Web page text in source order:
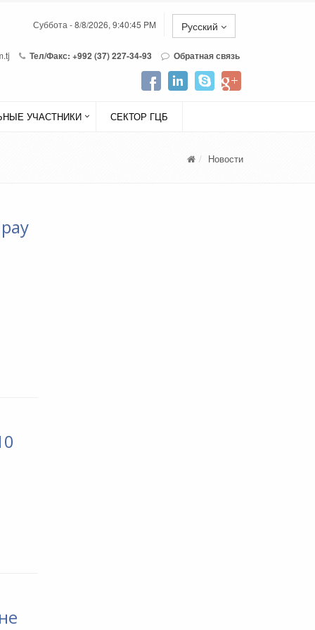
Суббота - 8/8/2026, 9:40:45 PM Русский
Тел/Факс: +992 (37) 227-34-93 Обратная связь
УЧАСТНИКИ СЕКТОР ГЦБ
Новости